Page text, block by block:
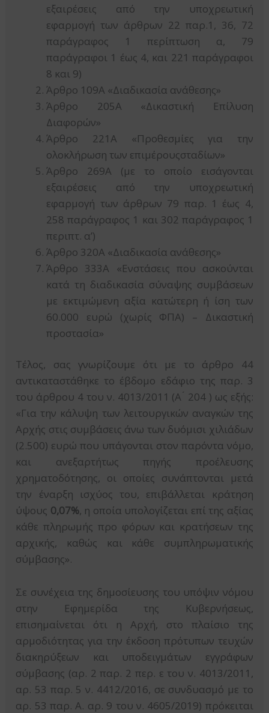
εξαιρέσεις από την υποχρεωτική
εφαρμογή των άρθρων 22 παρ.1, 36, 72
παράγραφος 1 περίπτωση α, 79
παράγραφοι 1 έως 4, και 221 παράγραφοι
8 και 9)
Άρθρο 109Α «Διαδικασία ανάθεσης»
Άρθρο 205Α «Δικαστική Επίλυση
Διαφορών»
Άρθρο 221Α «Προθεσμίες για την
ολοκλήρωση των επιμέρουςσταδίων»
Άρθρο 269Α (με το οποίο εισάγονται
εξαιρέσεις από την υποχρεωτική
εφαρμογή των άρθρων 79 παρ. 1 έως 4,
258 παράγραφος 1 και 302 παράγραφος 1
περιπτ. α’)
Άρθρο 320Α «Διαδικασία ανάθεσης»
Άρθρο 333Α «Ενστάσεις που ασκούνται
κατά τη διαδικασία σύναψης συμβάσεων
με εκτιμώμενη αξία κατώτερη ή ίση των
60.000 ευρώ (χωρίς ΦΠΑ) – Δικαστική
προστασία»
Τέλος, σας γνωρίζουμε ότι με το άρθρο 44
αντικαταστάθηκε το έβδομο εδάφιο της παρ. 3
του άρθρου 4 του ν. 4013/2011 (Α ́ 204 ) ως εξής:
«Για την κάλυψη των λειτουργικών αναγκών της
Αρχής στις συμβάσεις άνω των δυόμισι χιλιάδων
(2.500) ευρώ που υπάγονται στον παρόντα νόμο,
και ανεξαρτήτως πηγής προέλευσης
χρηματοδότησης, οι οποίες συνάπτονται μετά
την έναρξη ισχύος του, επιβάλλεται κράτηση
ύψους 0,07%, η οποία υπολογίζεται επί της αξίας
κάθε πληρωμής προ φόρων και κρατήσεων της
αρχικής, καθώς και κάθε συμπληρωματικής
σύμβασης».
Σε συνέχεια της δημοσίευσης του υπόψιν νόμου
στην Εφημερίδα της Κυβερνήσεως,
επισημαίνεται ότι η Αρχή, στο πλαίσιο της
αρμοδιότητας για την έκδοση πρότυπων τευχών
διακηρύξεων και υποδειγμάτων εγγράφων
σύμβασης (αρ. 2 παρ. 2 περ. ε του ν. 4013/2011,
αρ. 53 παρ. 5 ν. 4412/2016, σε συνδυασμό με το
αρ. 53 παρ. Α. αρ. 9 του ν. 4605/2019) πρόκειται